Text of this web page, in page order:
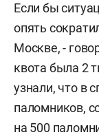
Если бы
опять
Москве, -
квота была 2
узнали, что в
паломников,
на 500